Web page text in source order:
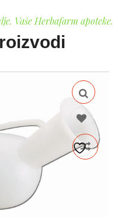
Vaše Herbafarm apoteke.